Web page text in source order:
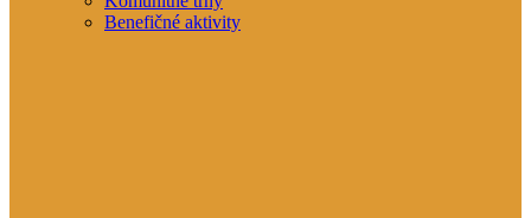
Benefičné aktivity